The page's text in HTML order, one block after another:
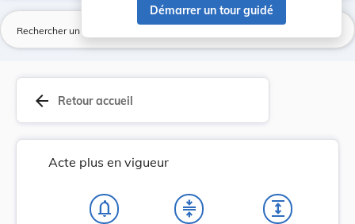
Démarrer un tour guidé
arrow_back Retour accueil
Acte plus en vigueur
notifications_none compress expand